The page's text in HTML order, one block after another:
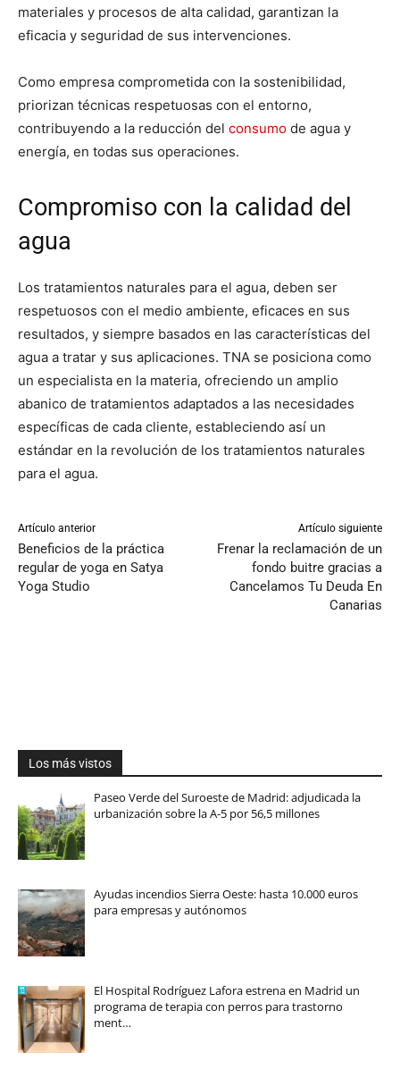
materiales y procesos de alta calidad, garantizan la
eficacia y seguridad de sus intervenciones.
Como empresa comprometida con la sostenibilidad,
priorizan técnicas respetuosas con el entorno,
contribuyendo a la reducción del consumo de agua y
energía, en todas sus operaciones.
Compromiso con la calidad del
agua
Los tratamientos naturales para el agua, deben ser
respetuosos con el medio ambiente, eficaces en sus
resultados, y siempre basados en las características del
agua a tratar y sus aplicaciones. TNA se posiciona como
un especialista en la materia, ofreciendo un amplio
abanico de tratamientos adaptados a las necesidades
específicas de cada cliente, estableciendo así un
estándar en la revolución de los tratamientos naturales
para el agua.
Artículo anterior
Beneficios de la práctica
regular de yoga en Satya
Yoga Studio
Artículo siguiente
Frenar la reclamación de un
fondo buitre gracias a
Cancelamos Tu Deuda En
Canarias
Los más vistos
Paseo Verde del Suroeste de Madrid: adjudicada la
urbanización sobre la A-5 por 56,5 millones
Ayudas incendios Sierra Oeste: hasta 10.000 euros
para empresas y autónomos
El Hospital Rodríguez Lafora estrena en Madrid un
programa de terapia con perros para trastorno
ment…